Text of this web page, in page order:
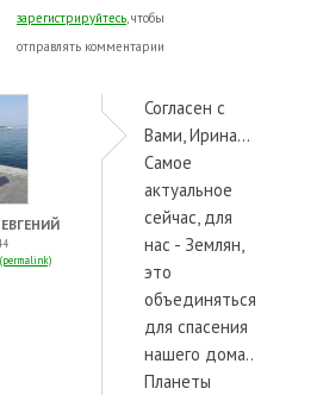
зарегистрируйтесь, чтобы
отправлять комментарии
Согласен с
Вами, Ирина...
Самое
актуальное
сейчас, для
нас - Землян,
это
объединяться
для спасения
нашего дома..
Планеты